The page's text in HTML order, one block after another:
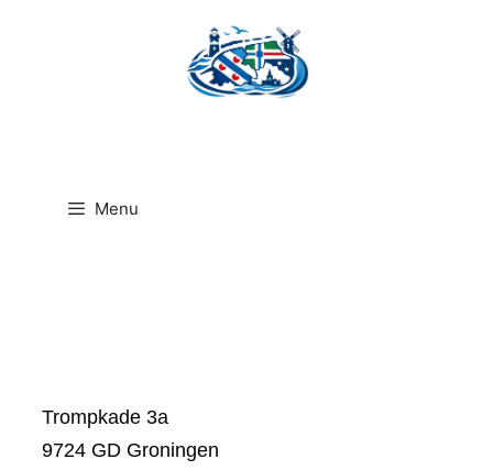
Menu
Trompkade 3a
9724 GD Groningen